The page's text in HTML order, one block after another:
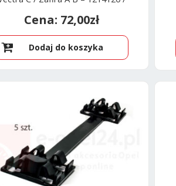
72,00zł
Dodaj do koszyka